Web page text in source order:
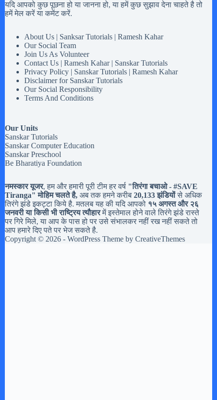
यदि आपको कुछ पूछना हो या जानना हो, या हमें कुछ सुझाव देना चाहते है तो
हमें मेल करें या कमेंट करें.
About Us | Sanksar Tutorials | Ramesh Kahar
Our Social Team
Join Us As Volunteer
Contact Us | Ramesh Kahar | Sanskar Tutorials
Privacy Policy | Sanskar Tutorials | Ramesh Kahar
Disclaimer for Sanskar Tutorials
Our Social Responsibility
Terms And Conditions
Our Units
Sanskar Tutorials
Sanskar Computer Education
Sanskar Preschool
Be Bharatiya Foundation
नमस्कार यूजर, हम और हमारी पूरी टीम हर वर्ष "तिरंगा बचाओ - #SAVE
Tiranga" मोहिम चलते है, अब तक हमने करीब 20,133 झंडियोंसे अधिक
तिरंगे झंडे इकट्टा किये है. मतलब यह की यदि आपको १५ अगस्त और २६
जनवरी या किसी भी राष्ट्रिय त्यौहारमें इस्तेमाल होने वाले तिरंगे झंडे रास्ते
पर गिरे मिले, या आप के पास हो पर उसे संभालकर नहीं रख नहीं सकते तो
आप हमारे दिए पते पर भेज सकते है.
Copyright © 2026 - WordPress Theme by CreativeThemes